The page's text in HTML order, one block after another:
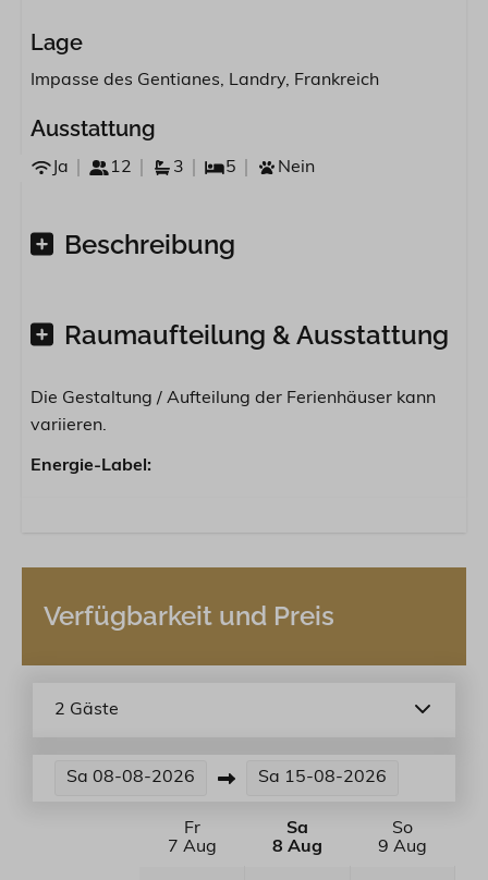
Lage
Impasse des Gentianes, Landry, Frankreich
Ausstattung
Ja 12 3 5 Nein
Beschreibung
Raumaufteilung & Ausstattung
Die Gestaltung / Aufteilung der Ferienhäuser kann
variieren.
Energie-Label:
Verfügbarkeit und Preis
2 Gäste
Sa 08-08-2026 Sa 15-08-2026
Fr
7 Aug
Sa
8 Aug
So
9 Aug